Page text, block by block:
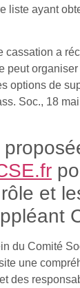
liste ayant
cassation a
peut organiser
options de
Soc., 18
et
du Comité
une
des